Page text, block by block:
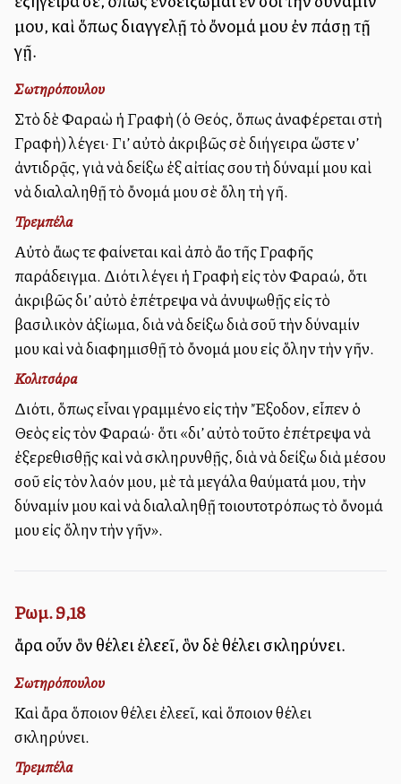
μου, καὶ ὅπως διαγγελῇ τὸ ὄνομά μου ἐν πάσῃ τῇ
γῇ.
Σωτηρόπουλου
Στὸ δὲ Φαραὼ ἡ Γραφὴ (ὁ Θεός, ὅπως ἀναφέρεται στὴ
Γραφὴ) λέγει· Γι’ αὐτὸ ἀκριβῶς σὲ διήγειρα ὥστε ν’
ἀντιδρᾷς, γιὰ νὰ δείξω ἐξ αἰτίας σου τὴ δύναμί μου καὶ
νὰ διαλαληθῇ τὸ ὄνομά μου σὲ ὅλη τὴ γῆ.
Τρεμπέλα
Αὐτὸ ἄλλως τε φαίνεται καὶ ἀπὸ ἄλλο τῆς Γραφῆς
παράδειγμα. Διότι λέγει ἡ Γραφὴ εἰς τὸν Φαραώ, ὅτι
ἀκριβῶς δι’ αὐτὸ ἐπέτρεψα νὰ ἀνυψωθῇς εἰς τὸ
βασιλικὸν ἀξίωμα, διὰ νὰ δείξω διὰ σοῦ τὴν δύναμίν
μου καὶ νὰ διαφημισθῇ τὸ ὄνομά μου εἰς ὅλην τὴν γῆν.
Κολιτσάρα
Διότι, ὅπως εἶναι γραμμένο εἰς τὴν Ἔξοδον, εἶπεν ὁ
Θεὸς εἰς τὸν Φαραώ· ὅτι «δι’ αὐτὸ τοῦτο ἐπέτρεψα νὰ
ἐξερεθισθῇς καὶ νὰ σκληρυνθῇς, διὰ νὰ δείξω διὰ μέσου
σοῦ εἰς τὸν λαόν μου, μὲ τὰ μεγάλα θαύματά μου, τὴν
δύναμίν μου καὶ νὰ διαλαληθῇ τοιουτοτρόπως τὸ ὄνομά
μου εἰς ὅλην τὴν γῆν».
Ρωμ. 9,18
ἄρα οὖν ὃν θέλει ἐλεεῖ, ὃν δὲ θέλει σκληρύνει.
Σωτηρόπουλου
Καὶ ἄρα ὅποιον θέλει ἐλεεῖ, καὶ ὅποιον θέλει
σκληρύνει.
Τρεμπέλα